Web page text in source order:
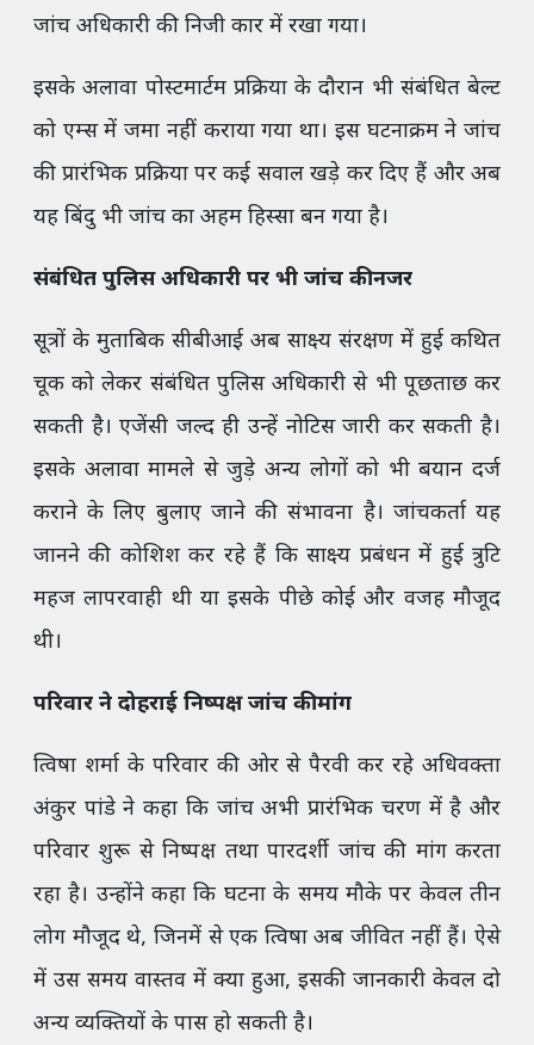
जांच अधिकारी की निजी कार में रखा गया।
इसके अलावा पोस्टमार्टम प्रक्रिया के दौरान भी संबंधित बेल्ट
को एम्स में जमा नहीं कराया गया था। इस घटनाक्रम ने जांच
की प्रारंभिक प्रक्रिया पर कई सवाल खड़े कर दिए हैं और अब
यह बिंदु भी जांच का अहम हिस्सा बन गया है।
संबंधित पुलिस अधिकारी पर भी जांच की नजर
सूत्रों के मुताबिक सीबीआई अब साक्ष्य संरक्षण में हुई कथित
चूक को लेकर संबंधित पुलिस अधिकारी से भी पूछताछ कर
सकती है। एजेंसी जल्द ही उन्हें नोटिस जारी कर सकती है।
इसके अलावा मामले से जुड़े अन्य लोगों को भी बयान दर्ज
कराने के लिए बुलाए जाने की संभावना है। जांचकर्ता यह
जानने की कोशिश कर रहे हैं कि साक्ष्य प्रबंधन में हुई त्रुटि
महज लापरवाही थी या इसके पीछे कोई और वजह मौजूद
थी।
परिवार ने दोहराई निष्पक्ष जांच की मांग
त्विषा शर्मा के परिवार की ओर से पैरवी कर रहे अधिवक्ता
अंकुर पांडे ने कहा कि जांच अभी प्रारंभिक चरण में है और
परिवार शुरू से निष्पक्ष तथा पारदर्शी जांच की मांग करता
रहा है। उन्होंने कहा कि घटना के समय मौके पर केवल तीन
लोग मौजूद थे, जिनमें से एक त्विषा अब जीवित नहीं हैं। ऐसे
में उस समय वास्तव में क्या हुआ, इसकी जानकारी केवल दो
अन्य व्यक्तियों के पास हो सकती है।